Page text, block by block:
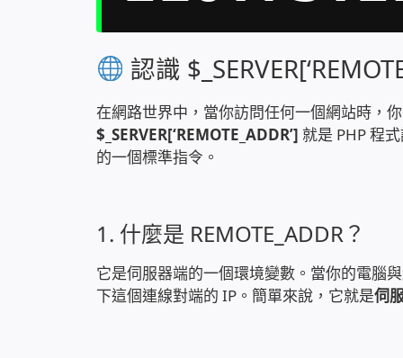
認識
在網路世界中，當你訪問任何一個網站時，
$_SERVER[‘REMOTE_ADDR’] 就是 PHP 程
的一個標準指令。
1. 什麼是 REMOTE_ADDR？
它是伺服器端的一個環境變數。當你的電腦
下這個連線對端的 IP。簡單來說，它就是伺